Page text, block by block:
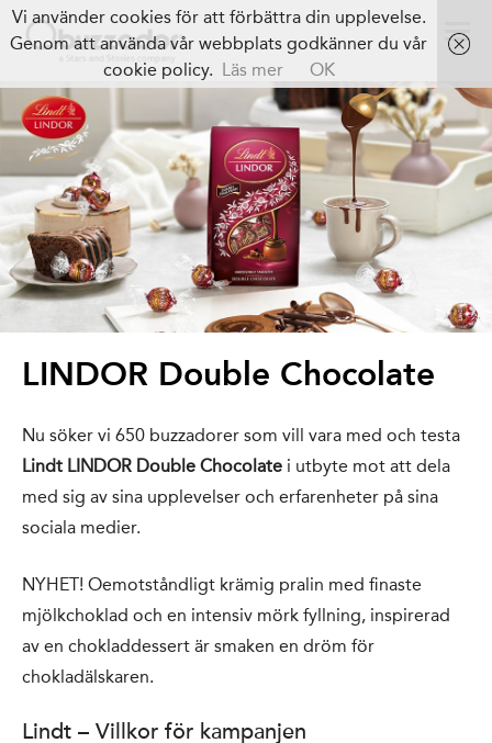
LINDOR Double Chocolate
Nu söker vi 650 buzzadorer som vill vara med och testa
Lindt LINDOR Double Chocolate i utbyte mot att dela
med sig av sina upplevelser och erfarenheter på sina
sociala medier.
NYHET! Oemotståndligt krämig pralin med finaste
mjölkchoklad och en intensiv mörk fyllning, inspirerad
av en chokladdessert är smaken en dröm för
chokladälskaren.
Lindt – Villkor för kampanjen
Vi använder cookies för att förbättra din upplevelse.
Genom att använda vår webbplats godkänner du vår
cookie policy. Läs mer OK